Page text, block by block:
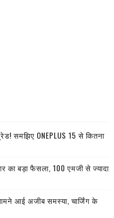
समझिए ONEPLUS 15 से कितना
बड़ा फैसला, 100 एमजी से ज्यादा
आई अजीब समस्या, चार्जिंग के